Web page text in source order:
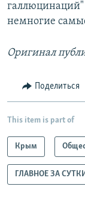
немногие
Оригинал
Поделиться
This item is part of
Крым
ГЛАВНОЕ ЗА СУТКИ